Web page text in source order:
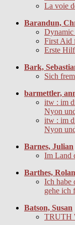
La voie
Barandun,
Dynamic
First Aid
Erste
Bark,
Sich
barmettler,
itw : im
Nyon
itw : im
Nyon
Barnes, Julian
Im Land
Barthes,
Ich habe
gehe ich
Batson, Susan
TRUTH